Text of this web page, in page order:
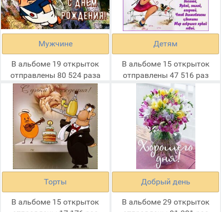
Мужчине
В альбоме 19 открыток
отправлены 80 524 раза
Детям
В альбоме 15 открыток
отправлены 47 516 раз
Торты
В альбоме 15 открыток
Добрый день
В альбоме 29 открыток